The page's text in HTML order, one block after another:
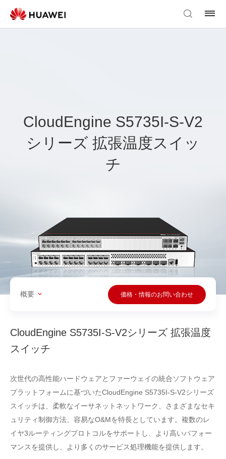
CloudEngine S5735I-S-V2
シリーズ 拡張温度スイッ
チ
概要 価格・情報のお問い合わせ
CloudEngine S5735I-S-V2シリーズ 拡張温度
スイッチ
次世代の高性能ハードウェアとファーウェイの統合ソフトウェア
プラットフォームに基づいたCloudEngine S5735I-S-V2シリーズ
スイッチは、柔軟なイーサネットネットワーク、さまざまなセキ
ュリティ制御方法、容易なO&Mを特長としています。複数のレ
イヤ3ルーティングプロトコルをサポートし、より高いパフォー
マンスを提供し、より多くのサービス処理機能を提供します。